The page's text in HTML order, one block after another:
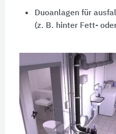
Duoanlagen für
(z. B. hinter Fett-